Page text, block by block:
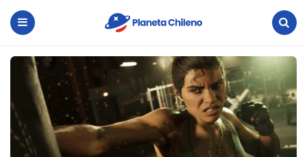
Planeta
Chileno